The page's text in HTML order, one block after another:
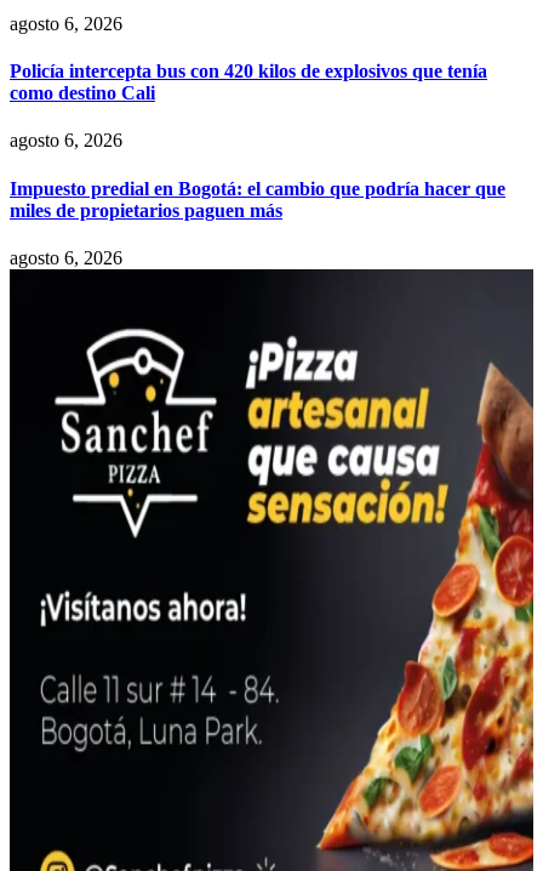
agosto 6, 2026
Policía intercepta bus con 420 kilos de explosivos que tenía
como destino Cali
agosto 6, 2026
Impuesto predial en Bogotá: el cambio que podría hacer que
miles de propietarios paguen más
agosto 6, 2026